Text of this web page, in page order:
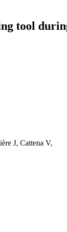
tool
J, Cattena V,